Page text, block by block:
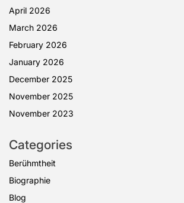
April 2026
March 2026
February 2026
January 2026
December 2025
November 2025
November 2023
Categories
Berühmtheit
Biographie
Blog